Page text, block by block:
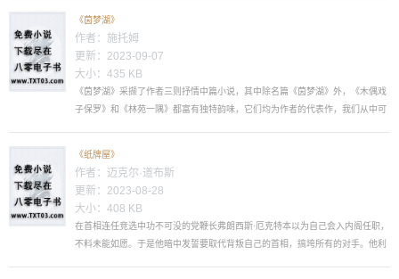
《茵梦湖》
作者： 施托姆
更新：2023-09-07
大小：435 KB
《茵梦湖》采撷了作者三则抒情中篇小说，其中除名篇《茵梦湖》外，《木偶戏
子保罗》和《林苑一隅》都富有独特韵味，它们均为作者的代表作，我们从中可
《纸牌屋》
作者： 迈克尔·道布斯
更新：2023-08-28
大小：408 KB
在首相连任竞选中功不可没的党鞭长弗朗西斯·厄克特本以为自己会入内阁任职，
不料未能如愿。于是他暗中发誓要取代背叛自己的首相，搞垮所有的对手。他利